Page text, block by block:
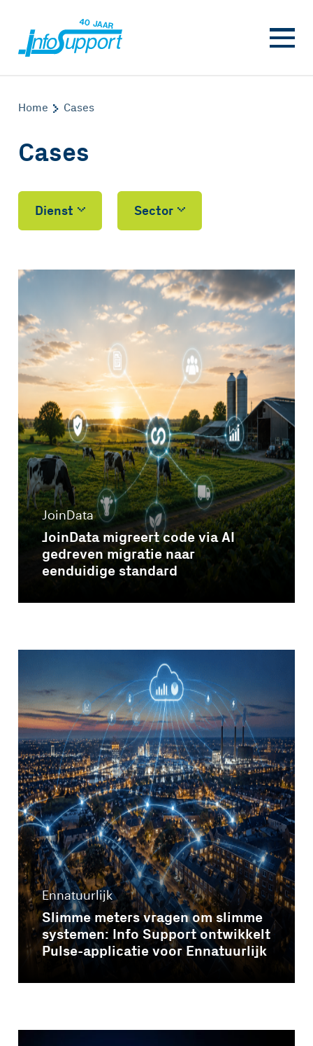
Home Cases
Cases
Dienst Sector
JoinData
JoinData migreert code via AI
gedreven migratie naar
eenduidige standard
Ennatuurlijk
Slimme meters vragen om slimme
systemen: Info Support ontwikkelt
Pulse-applicatie voor Ennatuurlijk